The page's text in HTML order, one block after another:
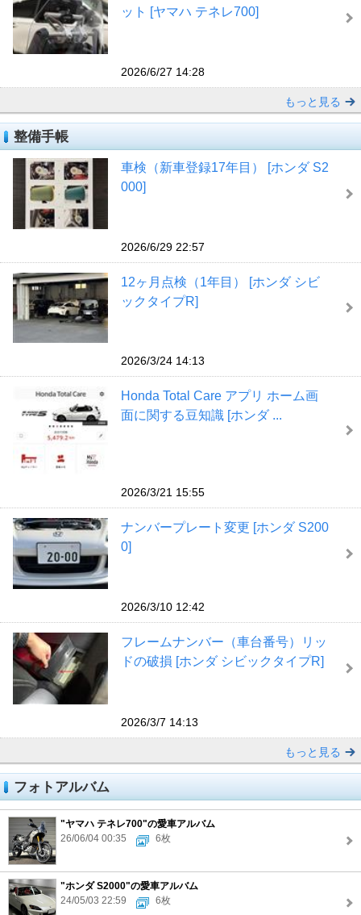
ット [ヤマハ テネレ700]
2026/6/27 14:28
もっと見る
整備手帳
車検（新車登録17年目） [ホンダ S2
000]
2026/6/29 22:57
12ヶ月点検（1年目） [ホンダ シビ
ックタイプR]
2026/3/24 14:13
Honda Total Care アプリ ホーム画
面に関する豆知識 [ホンダ ...
2026/3/21 15:55
ナンバープレート変更 [ホンダ S200
0]
2026/3/10 12:42
フレームナンバー（車台番号）リッ
ドの破損 [ホンダ シビックタイプR]
2026/3/7 14:13
もっと見る
フォトアルバム
"ヤマハ テネレ700"の愛車アルバム
26/06/04 00:35
6枚
"ホンダ S2000"の愛車アルバム
24/05/03 22:59
6枚